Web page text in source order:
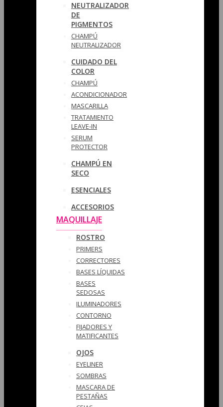
NEUTRALIZADOR
DE
PIGMENTOS
CHAMPÚ
NEUTRALIZADOR
CUIDADO DEL
COLOR
CHAMPÚ
ACONDICIONADOR
MASCARILLA
TRATAMIENTO
LEAVE-IN
SERUM
PROTECTOR
CHAMPÚ EN
SECO
ESENCIALES
ACCESORIOS
MAQUILLAJE
ROSTRO
PRIMERS
CORRECTORES
BASES LÍQUIDAS
BASES
SEDOSAS
ILUMINADORES
CONTORNO
FIJADORES Y
MATIFICANTES
OJOS
EYELINER
SOMBRAS
MASCARA DE
PESTAÑAS